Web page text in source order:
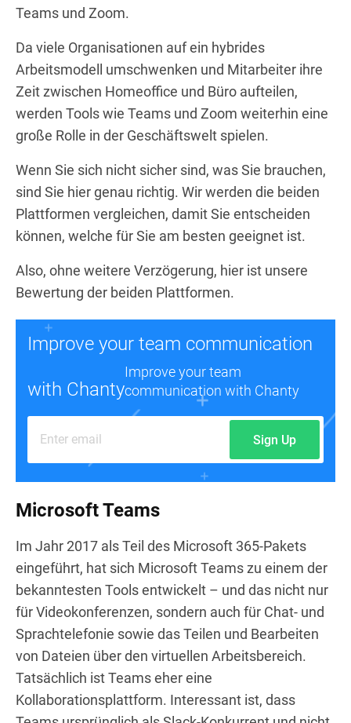
Teams und Zoom.
Da viele Organisationen auf ein hybrides
Arbeitsmodell umschwenken und Mitarbeiter ihre
Zeit zwischen Homeoffice und Büro aufteilen,
werden Tools wie Teams und Zoom weiterhin eine
große Rolle in der Geschäftswelt spielen.
Wenn Sie sich nicht sicher sind, was Sie brauchen,
sind Sie hier genau richtig. Wir werden die beiden
Plattformen vergleichen, damit Sie entscheiden
können, welche für Sie am besten geeignet ist.
Also, ohne weitere Verzögerung, hier ist unsere
Bewertung der beiden Plattformen.
Improve your team communication
with Chanty
Improve your team
communication with Chanty
Sign Up
Microsoft Teams
Im Jahr 2017 als Teil des Microsoft 365-Pakets
eingeführt, hat sich Microsoft Teams zu einem der
bekanntesten Tools entwickelt – und das nicht nur
für Videokonferenzen, sondern auch für Chat- und
Sprachtelefonie sowie das Teilen und Bearbeiten
von Dateien über den virtuellen Arbeitsbereich.
Tatsächlich ist Teams eher eine
Kollaborationsplattform. Interessant ist, dass